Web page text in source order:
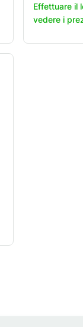
Effettuare il
vedere i